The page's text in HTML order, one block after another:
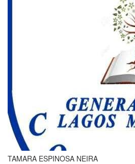
TAMARA ESPINOSA NEIRA